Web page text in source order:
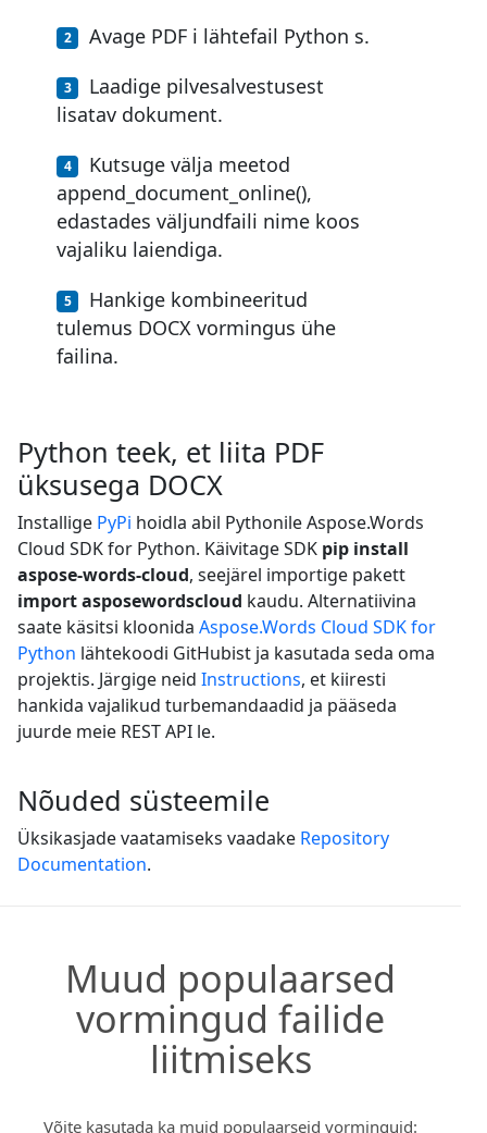
Avage PDF i lähtefail Python s.
Laadige pilvesalvestusest
lisatav dokument.
Kutsuge välja meetod
append_document_online(),
edastades väljundfaili nime koos
vajaliku laiendiga.
Hankige kombineeritud
tulemus DOCX vormingus ühe
failina.
Python teek, et liita PDF
üksusega DOCX
Installige PyPi hoidla abil Pythonile Aspose.Words
Cloud SDK for Python. Käivitage SDK pip install
aspose-words-cloud, seejärel importige pakett
import asposewordscloud kaudu. Alternatiivina
saate käsitsi kloonida Aspose.Words Cloud SDK for
Python lähtekoodi GitHubist ja kasutada seda oma
projektis. Järgige neid Instructions, et kiiresti
hankida vajalikud turbemandaadid ja pääseda
juurde meie REST API le.
Nõuded süsteemile
Üksikasjade vaatamiseks vaadake Repository
Documentation.
Muud populaarsed
vormingud failide
liitmiseks
Võite kasutada ka muid populaarseid vorminguid: